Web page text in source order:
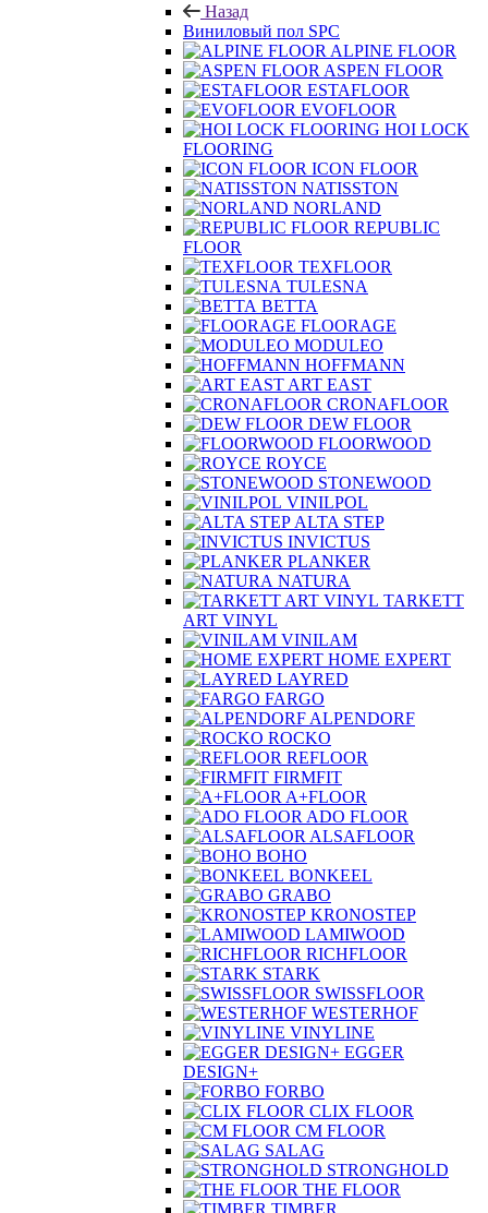
Назад
Виниловый пол SPC
ALPINE FLOOR
ASPEN FLOOR
ESTAFLOOR
EVOFLOOR
HOI LOCK
FLOORING
ICON FLOOR
NATISSTON
NORLAND
REPUBLIC
FLOOR
TEXFLOOR
TULESNA
BETTA
FLOORAGE
MODULEO
HOFFMANN
ART EAST
CRONAFLOOR
DEW FLOOR
FLOORWOOD
ROYCE
STONEWOOD
VINILPOL
ALTA STEP
INVICTUS
PLANKER
NATURA
TARKETT
ART VINYL
VINILAM
HOME EXPERT
LAYRED
FARGO
ALPENDORF
ROCKO
REFLOOR
FIRMFIT
A+FLOOR
ADO FLOOR
ALSAFLOOR
BOHO
BONKEEL
GRABO
KRONOSTEP
LAMIWOOD
RICHFLOOR
STARK
SWISSFLOOR
WESTERHOF
VINYLINE
EGGER
DESIGN+
FORBO
CLIX FLOOR
CM FLOOR
SALAG
STRONGHOLD
THE FLOOR
TIMBER